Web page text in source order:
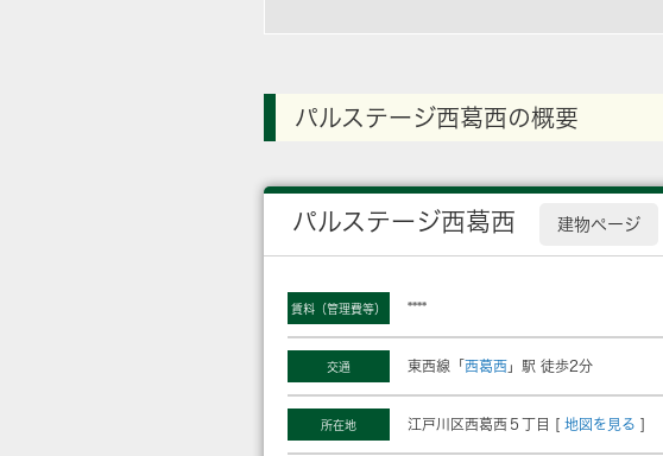
パルステージ西葛西の概要
パルステージ西葛西 建物ページ
賃料（管理費等） ****
交通 東西線「 西葛西 」駅 徒歩2分
所在地 江戸川区西葛西５丁目 [ 地図を見る ]